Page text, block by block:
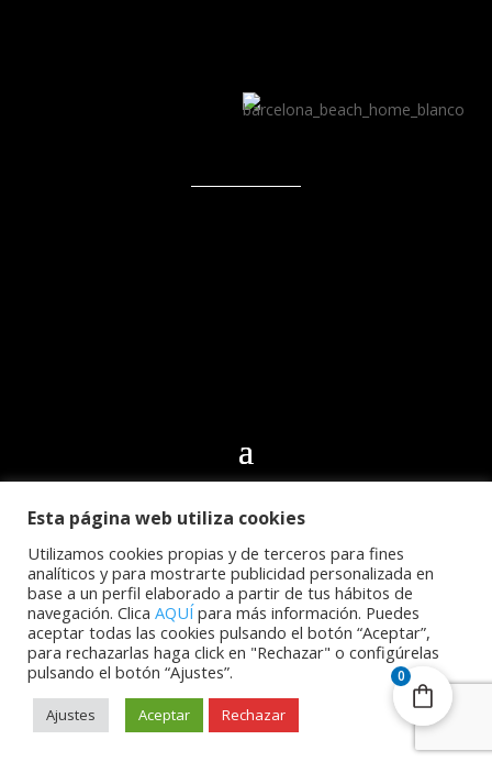
© 2024 Club Deportivo CN Echeyde Acidalio Lorenzo.
Todos los derechos reservados | Desarrollo web por
Cidecán
Esta página web utiliza cookies
Utilizamos cookies propias y de terceros para fines
analíticos y para mostrarte publicidad personalizada en
base a un perfil elaborado a partir de tus hábitos de
navegación. Clica AQUÍ para más información. Puedes
aceptar todas las cookies pulsando el botón “Aceptar”,
para rechazarlas haga click en "Rechazar" o configúrelas
pulsando el botón “Ajustes”.
Ajustes Aceptar Rechazar
0